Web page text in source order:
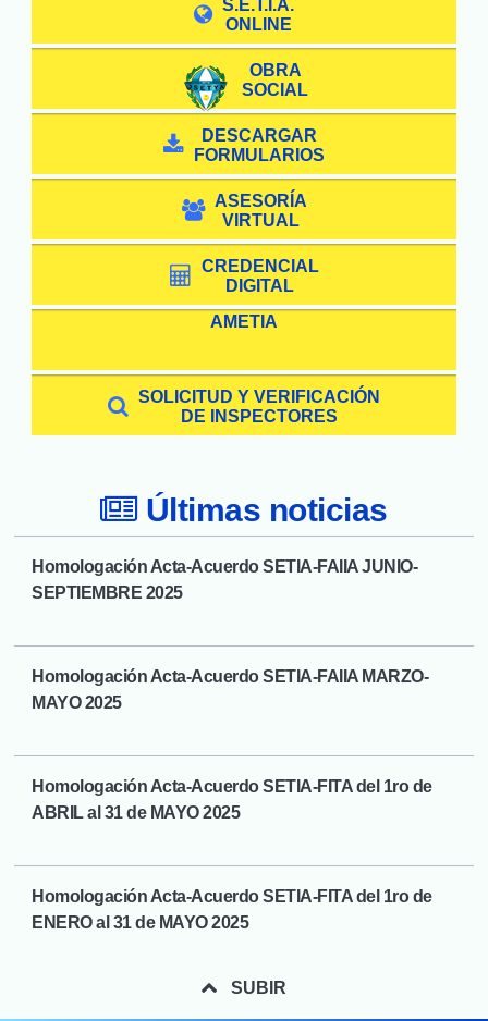
 S.E.T.I.A.
ONLINE
OBRA
SOCIAL

DESCARGAR
FORMULARIOS
 ASESORÍA
VIRTUAL

CREDENCIAL
DIGITAL
AMETIA

SOLICITUD Y VERIFICACIÓN
DE INSPECTORES
 Últimas noticias
Homologación Acta-Acuerdo SETIA-FAIIA JUNIO-
SEPTIEMBRE 2025
Homologación Acta-Acuerdo SETIA-FAIIA MARZO-
MAYO 2025
Homologación Acta-Acuerdo SETIA-FITA del 1ro de
ABRIL al 31 de MAYO 2025
Homologación Acta-Acuerdo SETIA-FITA del 1ro de
ENERO al 31 de MAYO 2025
 SUBIR